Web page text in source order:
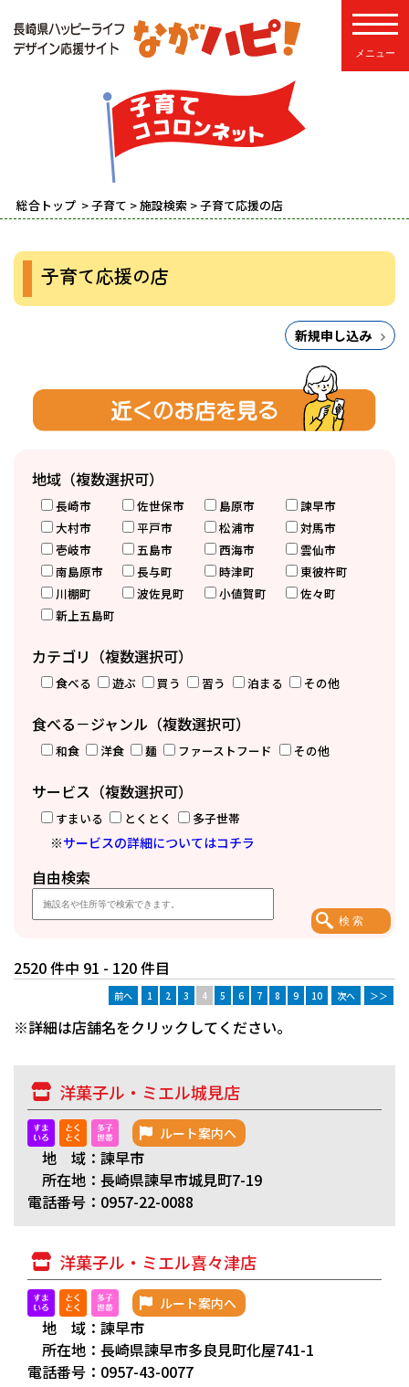
総合トップ >子育て >施設検索 > 子育て応援の店
子育て応援の店
新規申し込み
地域（複数選択可）
長崎市 佐世保市 島原市
諫早市
大村市
平戸市 松浦市
対馬市
壱岐市
五島市 西海市
雲仙市
南島原市
長与町 時津町
東彼杵町
川棚町
波佐見町 小値賀町
佐々町
新上五島町
カテゴリ（複数選択可）
食べる 遊ぶ 買う 習う 泊まる その他
食べる－ジャンル（複数選択可）
和食 洋食 麺 ファーストフード その他
サービス（複数選択可）
すまいる とくとく 多子世帯
※サービスの詳細についてはコチラ
自由検索
2520 件中 91 - 120 件目
前へ 1 2 3 4 5 6 7 8 9 10 次へ ＞＞
※詳細は店舗名をクリックしてください。
洋菓子ル・ミエル城見店
ルート案内へ
地 域：諫早市
所在地：長崎県諫早市城見町7-19
電話番号：0957-22-0088
洋菓子ル・ミエル喜々津店
ルート案内へ
地 域：諫早市
所在地：長崎県諫早市多良見町化屋741-1
電話番号：0957-43-0077